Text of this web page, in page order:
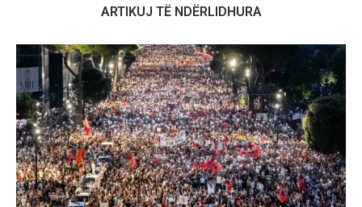
ARTIKUJ TË NDËRLIDHURA